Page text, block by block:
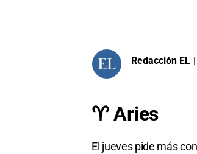
Redacción EL |
♈ Aries
El jueves pide más